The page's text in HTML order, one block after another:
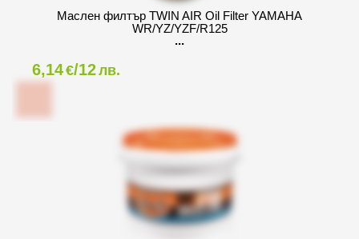
Маслен филтър TWIN AIR Oil Filter YAMAHA
WR/YZ/YZF/R125
6,14€/12лв.